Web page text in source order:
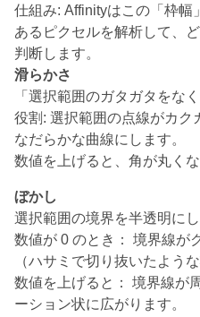
仕組み: Affinityはこの「枠幅
あるピクセルを解析して、
判断します。
滑らかさ
「選択範囲のガタガタをな
役割: 選択範囲の点線がカク
なだらかな曲線にします。
数値を上げると、角が丸くな
ぼかし
選択範囲の境界を半透明に
数値が 0 のとき： 境界線が
（ハサミで切り抜いたような
数値を上げると： 境界線が
ーション状に広がります。